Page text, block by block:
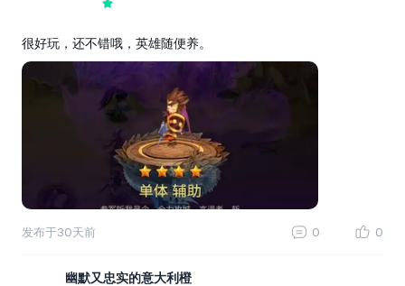
很好玩，还不错哦，英雄随便养。
发布于30天前 0 0
幽默又忠实的意大利橙